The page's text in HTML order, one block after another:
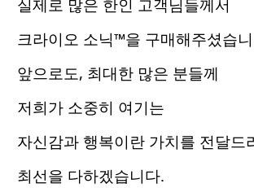
실제로 많은 한인 고객님들께서
크라이오 소닉™을 구매해주셨습
앞으로도, 최대한 많은 분들께
저희가 소중히 여기는
자신감과 행복이란 가치를 전달드
최선을 다하겠습니다.